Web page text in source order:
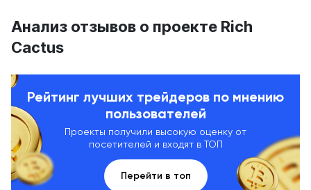
Анализ отзывов о проекте Rich
Cactus
Рейтинг лучших трейдеров по мнению
пользователей
Проекты получили высокую оценку от
посетителей и входят в ТОП
Перейти в топ